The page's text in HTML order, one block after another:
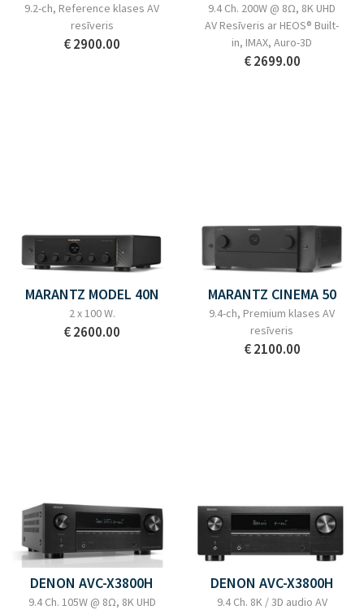
9.2-ch, Reference klases AV
resīveris
€ 2900.00
9.4 Ch. 200W @ 8Ω, 8K UHD
AV Resīveris ar HEOS® Built-
in, IMAX, Auro-3D
€ 2699.00
MARANTZ MODEL 40N
2 x 100 W.
€ 2600.00
MARANTZ CINEMA 50
9.4-ch, Premium klases AV
resīveris
€ 2100.00
DENON AVC-X3800H
9.4 Ch. 105W @ 8Ω, 8K UHD
DENON AVC-X3800H
9.4 Ch. 8K / 3D audio AV